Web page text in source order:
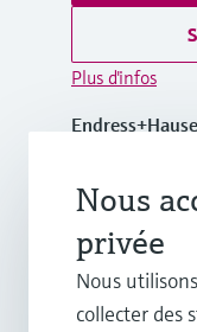
Plus d'infos
Nous
privée
Nous
collecter des